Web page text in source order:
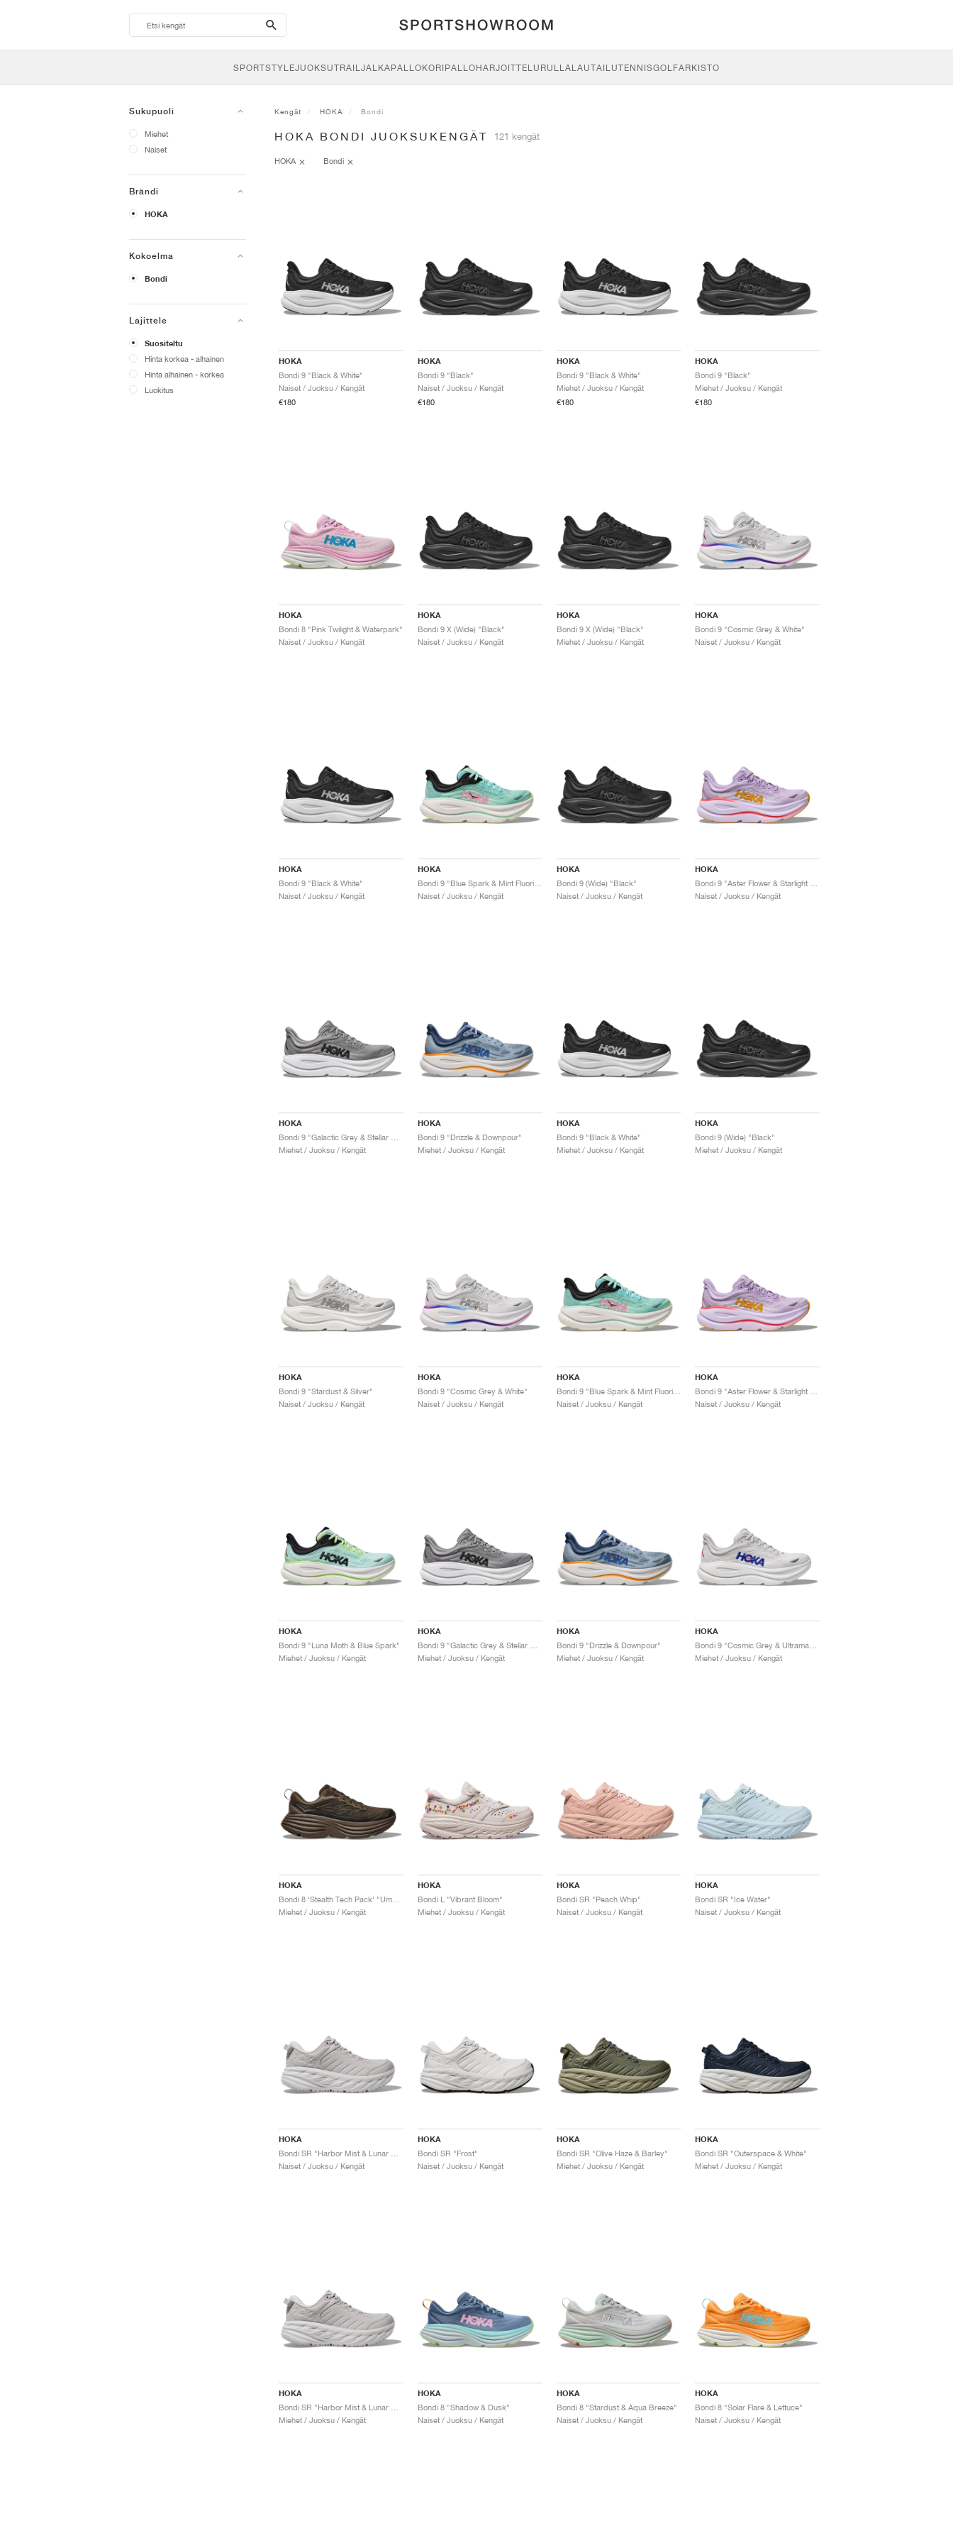
search-
btn
SPORTSTYLEJUOKSUTRAILJALKAPALLOKORIPALLOHARJOITTELU RULLALAUTAILUTENNISGOLFARKISTO
Sukupuoli
Miehet
Naiset
Brändi
HOKA
Kokoelma
Bondi
Lajittele
Suositeltu
Hinta korkea - alhainen
Hinta alhainen - korkea
Luokitus
Kengät HOKA Bondi
HOKA BONDI JUOKSUKENGÄT 121 kengät
HOKA Bondi
HOKA
Bondi 9 "Black & White"
Naiset / Juoksu / Kengät
€180
HOKA
Bondi 9 "Black"
Naiset / Juoksu / Kengät
€180
HOKA
Bondi 9 "Black & White"
Miehet / Juoksu / Kengät
€180
HOKA
Bondi 9 "Black"
Miehet / Juoksu / Kengät
€180
HOKA
Bondi 8 "Pink Twilight & Waterpark"
Naiset / Juoksu / Kengät
HOKA
Bondi 9 X (Wide) "Black"
Naiset / Juoksu / Kengät
HOKA
Bondi 9 X (Wide) "Black"
Miehet / Juoksu / Kengät
HOKA
Bondi 9 "Cosmic Grey & White"
Naiset / Juoksu / Kengät
HOKA
Bondi 9 "Black & White"
Naiset / Juoksu / Kengät
HOKA
Bondi 9 "Blue Spark & Mint Fluorite"
Naiset / Juoksu / Kengät
HOKA
Bondi 9 (Wide) "Black"
Naiset / Juoksu / Kengät
HOKA
Naiset / Juoksu / Kengät
HOKA
Miehet / Juoksu / Kengät
HOKA
Bondi 9 "Drizzle & Downpour"
Miehet / Juoksu / Kengät
HOKA
Bondi 9 "Black & White"
Miehet / Juoksu / Kengät
HOKA
Bondi 9 (Wide) "Black"
Miehet / Juoksu / Kengät
HOKA
Bondi 9 "Stardust & Silver"
Naiset / Juoksu / Kengät
HOKA
Bondi 9 "Cosmic Grey & White"
Naiset / Juoksu / Kengät
HOKA
Bondi 9 "Blue Spark & Mint Fluorite"
Naiset / Juoksu / Kengät
HOKA
Naiset / Juoksu / Kengät
HOKA
Bondi 9 "Luna Moth & Blue Spark"
Miehet / Juoksu / Kengät
HOKA
Miehet / Juoksu / Kengät
HOKA
Bondi 9 "Drizzle & Downpour"
Miehet / Juoksu / Kengät
HOKA
Miehet / Juoksu / Kengät
HOKA
Miehet / Juoksu / Kengät
HOKA
Bondi L "Vibrant Bloom"
Miehet / Juoksu / Kengät
HOKA
Bondi SR "Peach Whip"
Naiset / Juoksu / Kengät
HOKA
Bondi SR "Ice Water"
Naiset / Juoksu / Kengät
HOKA
Naiset / Juoksu / Kengät
HOKA
Bondi SR "Frost"
Naiset / Juoksu / Kengät
HOKA
Bondi SR "Olive Haze & Barley"
Miehet / Juoksu / Kengät
HOKA
Bondi SR "Outerspace & White"
Miehet / Juoksu / Kengät
HOKA
Miehet / Juoksu / Kengät
HOKA
Bondi 8 "Shadow & Dusk"
Naiset / Juoksu / Kengät
HOKA
Bondi 8 "Stardust & Aqua Breeze"
Naiset / Juoksu / Kengät
HOKA
Bondi 8 "Solar Flare & Lettuce"
Naiset / Juoksu / Kengät